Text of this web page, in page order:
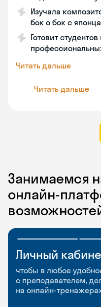
Изучала
бок о бок с
Готовит
Читать дальше
Читать дальше
Занимаемся
онлайн-
Личный
чтобы в любое
с преподавателем,
на онлайн-
Мобильное
приложение
чтобы заниматься и
и когда удобно
Разговорные
и Talks
Групповые занятия
и индивидуальные